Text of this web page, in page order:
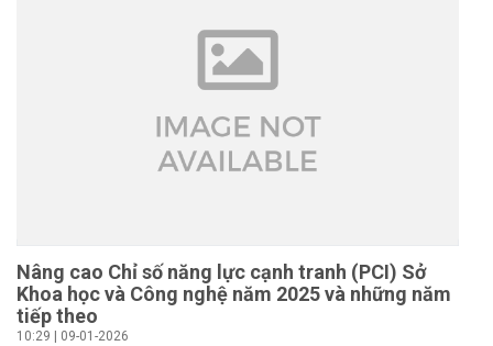
Nâng cao Chỉ số năng lực cạnh tranh (PCI) Sở
Khoa học và Công nghệ năm 2025 và những năm
tiếp theo
10:29 | 09-01-2026